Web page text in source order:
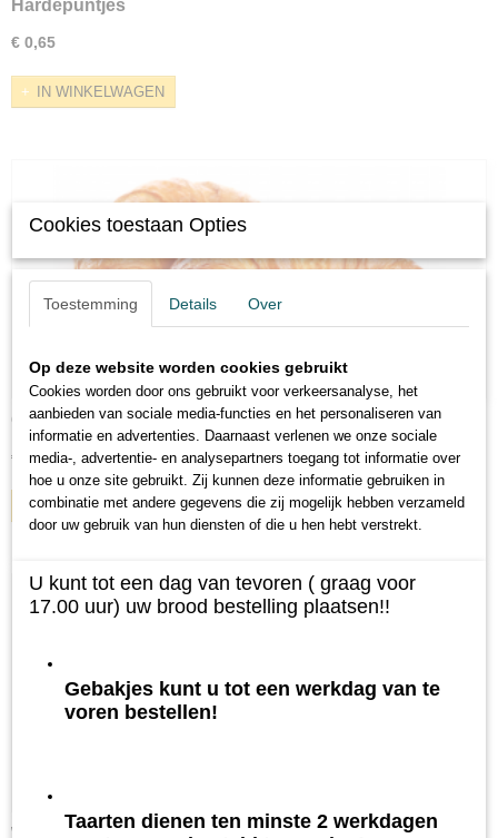
Hardepuntjes
€ 0,65
IN WINKELWAGEN
Croissant
€ 1,30
IN WINKELWAGEN
Cookies toestaan Opties
Toestemming Details Over
Op deze website worden cookies gebruikt
Cookies worden door ons gebruikt voor verkeersanalyse, het
aanbieden van sociale media-functies en het personaliseren van
informatie en advertenties. Daarnaast verlenen we onze sociale
media-, advertentie- en analysepartners toegang tot informatie over
hoe u onze site gebruikt. Zij kunnen deze informatie gebruiken in
combinatie met andere gegevens die zij mogelijk hebben verzameld
door uw gebruik van hun diensten of die u hen hebt verstrekt.
U kunt tot een dag van tevoren ( graag voor
17.00 uur) uw brood bestelling plaatsen!!
Gebakjes kunt u tot een werkdag van te
voren bestellen!
Taarten dienen ten minste 2 werkdagen